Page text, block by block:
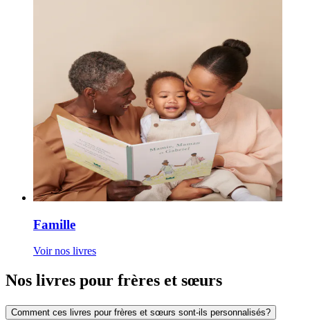
Famille
Voir nos livres
Nos livres pour frères et sœurs
Comment ces livres pour frères et sœurs sont-ils personnalisés?